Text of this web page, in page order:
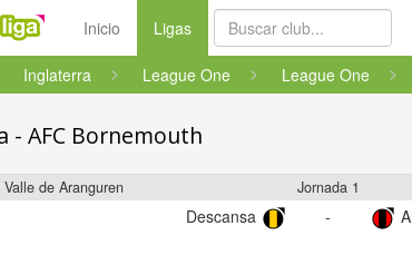
Inicio Ligas(current)
Inglaterra League One League One
- AFC Bornemouth
de Aranguren Jornada 1
Descansa -